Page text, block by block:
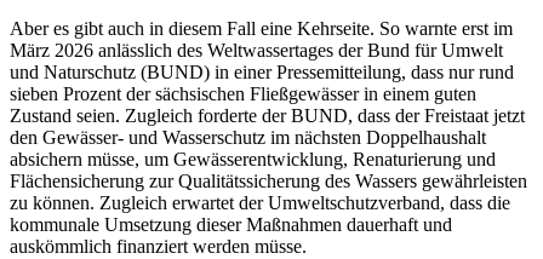
Aber es gibt auch in diesem Fall eine Kehrseite. So warnte erst im
März 2026 anlässlich des Weltwassertages der Bund für Umwelt
und Naturschutz (BUND) in einer Pressemitteilung, dass nur rund
sieben Prozent der sächsischen Fließgewässer in einem guten
Zustand seien. Zugleich forderte der BUND, dass der Freistaat jetzt
den Gewässer- und Wasserschutz im nächsten Doppelhaushalt
absichern müsse, um Gewässerentwicklung, Renaturierung und
Flächensicherung zur Qualitätssicherung des Wassers gewährleisten
zu können. Zugleich erwartet der Umweltschutzverband, dass die
kommunale Umsetzung dieser Maßnahmen dauerhaft und
auskömmlich finanziert werden müsse.